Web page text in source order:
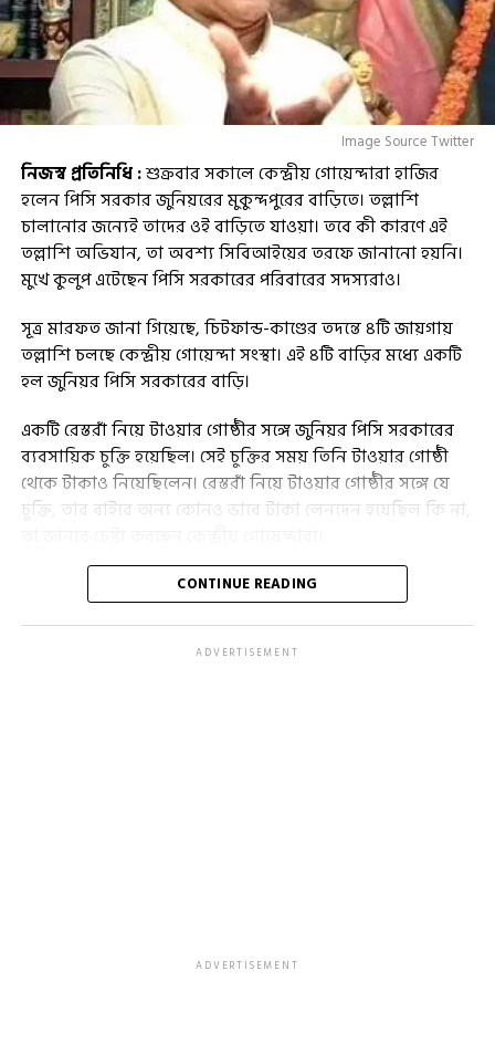
Image Source Twitter
নিজস্ব প্রতিনিধি :শুক্রবার সকালে কেন্দ্রীয় গোয়েন্দারা হাজির
হলেন পিসি সরকার জুনিয়রের মুকুন্দপুরের বাড়িতে। তল্লাশি
চালানোর জন্যেই তাদের ওই বাড়িতে যাওয়া। তবে কী কারণে এই
তল্লাশি অভিযান, তা অবশ্য সিবিআইয়ের তরফে জানানো হয়নি।
মুখে কুলুপ এটেছেন পিসি সরকারের পরিবারের সদস্যরাও।
সূত্র মারফত জানা গিয়েছে, চিটফান্ড-কাণ্ডের তদন্তে ৪টি জায়গায়
তল্লাশি চলছে কেন্দ্রীয় গোয়েন্দা সংস্থা। এই ৪টি বাড়ির মধ্যে একটি
হল জুনিয়র পিসি সরকারের বাড়ি।
একটি রেস্তরাঁ নিয়ে টাওয়ার গোষ্ঠীর সঙ্গে জুনিয়র পিসি সরকারের
ব্যবসায়িক চুক্তি হয়েছিল। সেই চুক্তির সময় তিনি টাওয়ার গোষ্ঠী
থেকে টাকাও নিয়েছিলেন। রেস্তরাঁ নিয়ে টাওয়ার গোষ্ঠীর সঙ্গে যে
চুক্তি, তার বাইরে অন্য কোনও ভাবে টাকা লেনদেন হয়েছিল কি না,
সিবিআই সূত্রে খবর, শুক্রবার মুকুন্দপুরের পূর্বালোকের বাড়িতে
সকাল সাড়ে ১১টা থেকে তল্লাশি চালানো হয়েছে। বিভিন্ন নথিপত্র
হয়েছিল, সে বিষয়ে খোঁজ নেওয়া হচ্ছে।
CONTINUE READING
ADVERTISEMENT
ADVERTISEMENT